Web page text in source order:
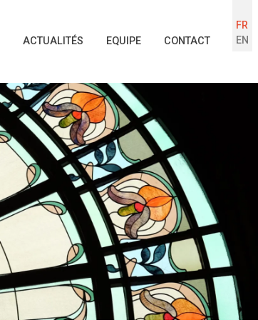
ACTUALITÉS EQUIPE CONTACT
FR
EN